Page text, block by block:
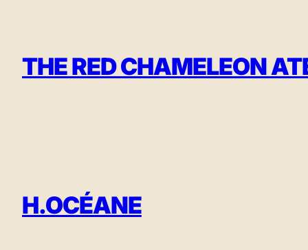
THE RED CHAMELEON
H.OCÉANE